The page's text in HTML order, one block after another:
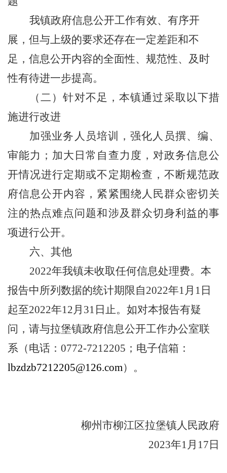
我镇政府信息公开工作有效、有序开
展，但与上级的要求还存在一定差距和不
足，信息公开内容的全面性、规范性、及时
性有待进一步提高。
（二）针对不足，本镇通过采取以下措
施进行改进
加强业务 人员培训，强化人员撰、编、
审能力 ；加大日常 自查力度，对政务信息公
开情况进行定期或不定期检查 ，不断规范政
府信息公开内容，紧紧围绕人民群众密切关
注的热点难点问题和涉及群众切身利益的事
项进行公开。
六、其他
2022年我镇未收取任何信息处理费。本
报告中所列数据的统计期限自2022年1月 1 日
起至2022年12月 31 日止。如对本报告有疑
问，请与拉堡镇政府信息公开工作办公室联
系（电话： 0772-7212205 ；电子信箱：
lbzdzb7212205@126.com）。
柳州市柳江区拉堡镇人民政府
2023年1月17日